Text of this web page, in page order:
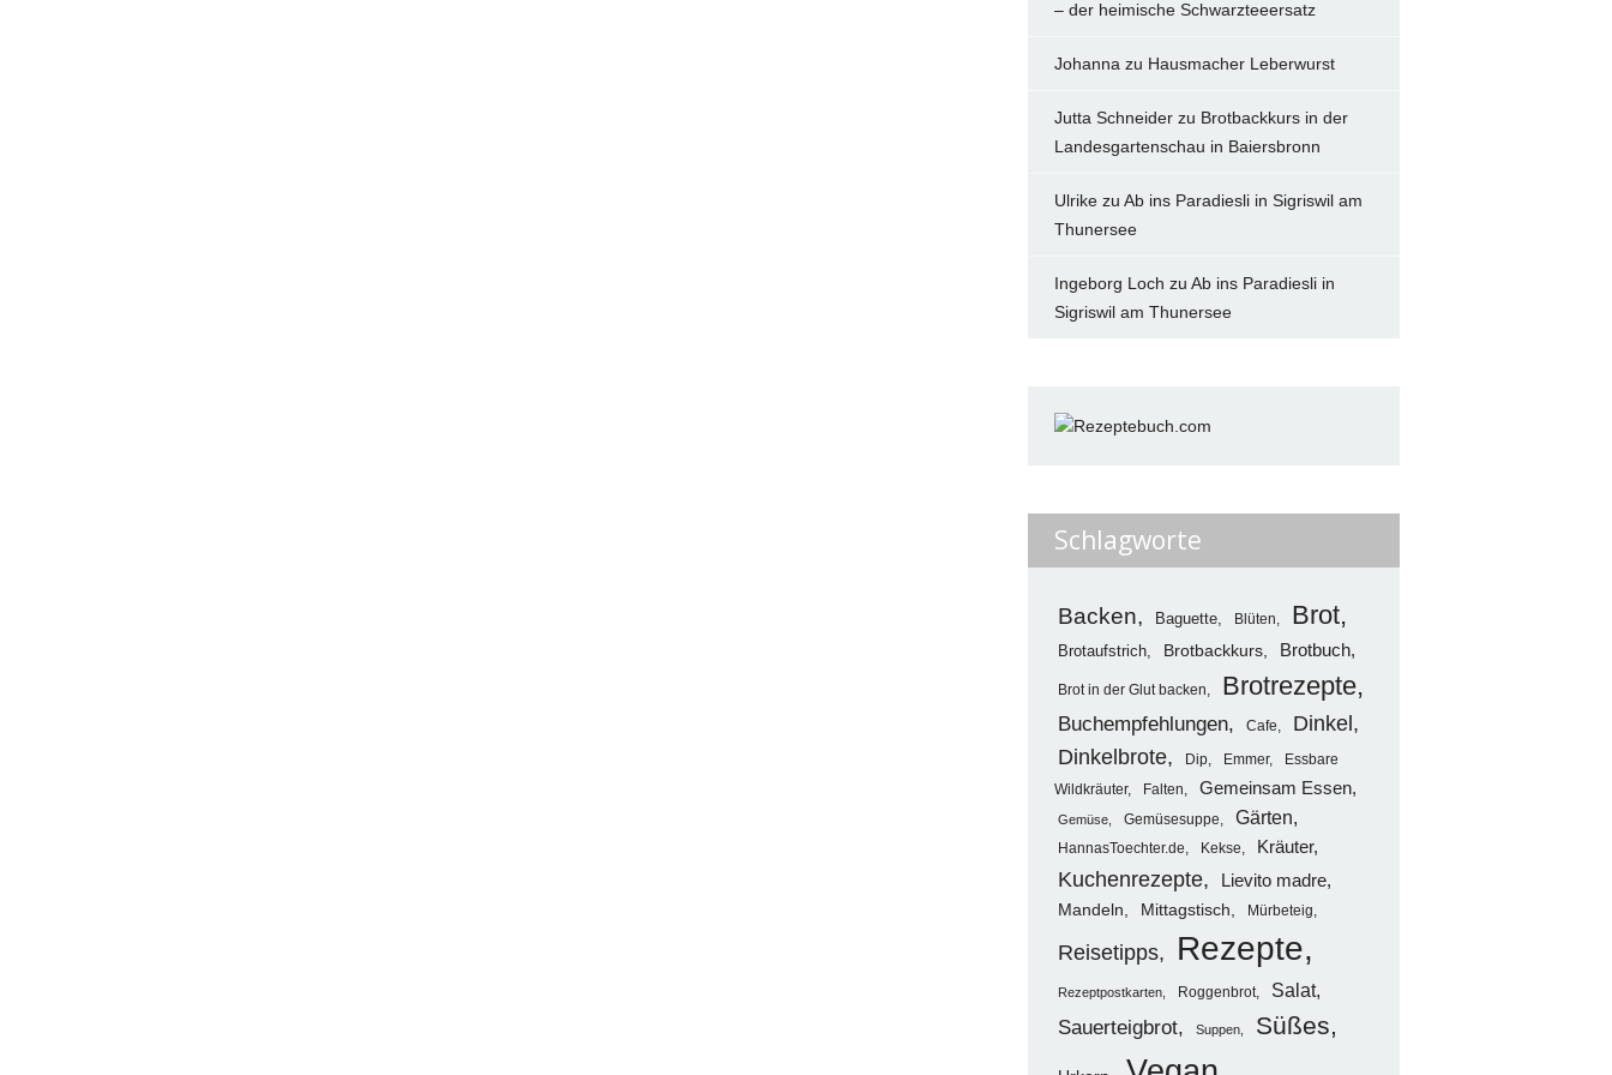
– der heimische Schwarzteeersatz
Johanna zu Hausmacher Leberwurst
Jutta Schneiderzu Brotbackkurs in der
Landesgartenschau in Baiersbronn
Ulrikezu Ab ins Paradiesli in Sigriswil am
Thunersee
Ingeborg Loch zu Ab ins Paradiesli in
Sigriswil am Thunersee
Schlagworte
Backen Baguette Blüten Brot
Brotaufstrich Brotbackkurs Brotbuch
Brot in der Glut backen Brotrezepte
Buchempfehlungen Cafe
Dinkel
Dinkelbrote
Dip Emmer
Essbare
Wildkräuter
Falten Gemeinsam Essen
Gemüse Gemüsesuppe Gärten
HannasToechter.de Kekse Kräuter
Kuchenrezepte Lievito madre
Mandeln Mittagstisch Mürbeteig
Reisetipps Rezepte
Rezeptpostkarten Roggenbrot Salat
Sauerteigbrot Suppen Süßes